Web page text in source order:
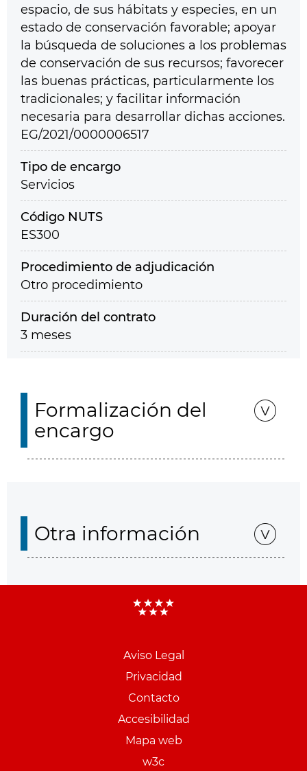
espacio, de sus hábitats y especies, en un
estado de conservación favorable; apoyar
la búsqueda de soluciones a los problemas
de conservación de sus recursos; favorecer
las buenas prácticas, particularmente los
tradicionales; y facilitar información
necesaria para desarrollar dichas acciones.
EG/2021/0000006517
Tipo de encargo
Servicios
Código NUTS
ES300
Procedimiento de adjudicación
Otro procedimiento
Duración del contrato
3 meses
Formalización del
encargo
Otra información
Aviso Legal
Privacidad
Contacto
Accesibilidad
Mapa web
w3c